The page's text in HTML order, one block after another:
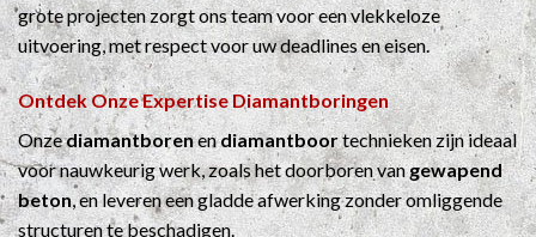
grote projecten zorgt ons team voor een vlekkeloze
uitvoering, met respect voor uw deadlines en eisen.
Ontdek Onze ExpertiseDiamantboringen
Onzediamantborenendiamantboortechnieken zijn ideaal
voor nauwkeurig werk, zoals het doorboren vangewapend
beton, en leveren een gladde afwerking zonder omliggende
structuren te beschadigen.